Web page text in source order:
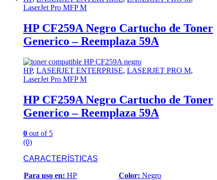
LaserJet Pro MFP M
HP CF259A Negro Cartucho de Toner
Generico – Reemplaza 59A
HP, LASERJET ENTERPRISE, LASERJET PRO M,
LaserJet Pro MFP M
HP CF259A Negro Cartucho de Toner
Generico – Reemplaza 59A
0 out of 5
(0)
CARACTERÍSTICAS
Para uso en: HP Color: Negro